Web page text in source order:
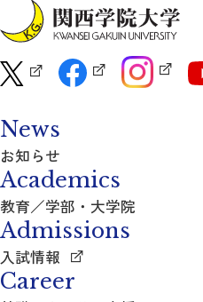
News
お知らせ
Academics
教育／学部・大学院
Admissions
入試情報
Career